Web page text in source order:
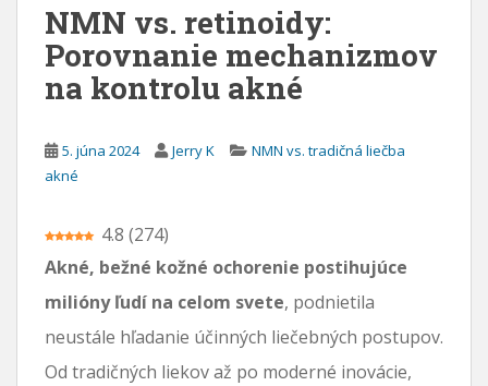
NMN vs. retinoidy:
Porovnanie mechanizmov
na kontrolu akné
5. júna 2024 Jerry K
NMN vs. tradičná liečba
akné
4.8 (274)
Akné, bežné kožné ochorenie postihujúce
milióny ľudí na celom svete, podnietila
neustále hľadanie účinných liečebných postupov.
Od tradičných liekov až po moderné inovácie,